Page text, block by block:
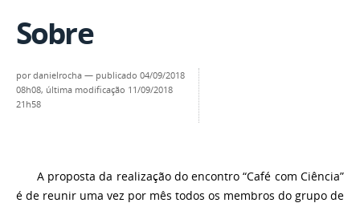
Sobre
pordanielrocha — publicado 04/09/2018
08h08, última modificação 11/09/2018
21h58
A proposta da realização do encontro “Café com Ciência”
é de reunir uma vez por mês todos os membros do grupo de